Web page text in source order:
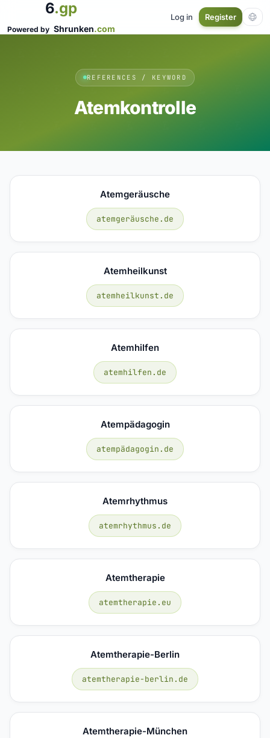
6.gp
Powered by Shrunken.com
Log in Register
REFERENCES / KEYWORD
Atemkontrolle
Atemgeräusche
atemgeräusche.de
Atemheilkunst
atemheilkunst.de
Atemhilfen
atemhilfen.de
Atempädagogin
atempädagogin.de
Atemrhythmus
atemrhythmus.de
Atemtherapie
atemtherapie.eu
Atemtherapie-Berlin
atemtherapie-berlin.de
Atemtherapie-München